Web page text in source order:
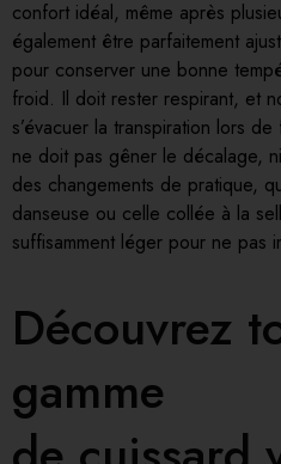
confort idéal, même après
également être parfaitement
pour conserver une bonne
froid. Il doit rester respirant, et
s’évacuer la transpiration lors
ne doit pas gêner le décalage,
des changements de pratique,
danseuse ou celle collée à la
suffisamment léger pour ne pas
Découvrez
gamme